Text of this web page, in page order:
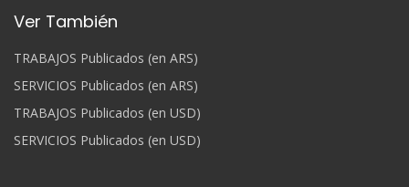
Ver También
TRABAJOS Publicados (en ARS)
SERVICIOS Publicados (en ARS)
TRABAJOS Publicados (en USD)
SERVICIOS Publicados (en USD)